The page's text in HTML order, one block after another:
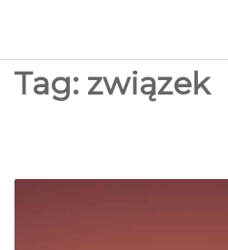
STRONA GŁÓWNA
BLOG
Tag: związek